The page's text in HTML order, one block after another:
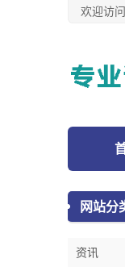
欢迎访
网站分
资讯